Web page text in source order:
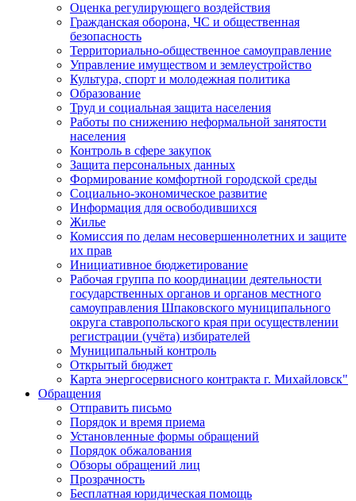
Оценка регулирующего воздействия
Гражданская оборона, ЧС и общественная
безопасность
Территориально-общественное самоуправление
Управление имуществом и землеустройство
Культура, спорт и молодежная политика
Образование
Труд и социальная защита населения
Работы по снижению неформальной занятости
населения
Контроль в сфере закупок
Защита персональных данных
Формирование комфортной городской среды
Социально-экономическое развитие
Информация для освободившихся
Жилье
Комиссия по делам несовершеннолетних и защите
их прав
Инициативное бюджетирование
Рабочая группа по координации деятельности
государственных органов и органов местного
самоуправления Шпаковского муниципального
округа ставропольского края при осуществлении
регистрации (учёта) избирателей
Муниципальный контроль
Открытый бюджет
Карта энергосервисного контракта г. Михайловск"
Обращения
Отправить письмо
Порядок и время приема
Установленные формы обращений
Порядок обжалования
Обзоры обращений лиц
Прозрачность
Бесплатная юридическая помощь